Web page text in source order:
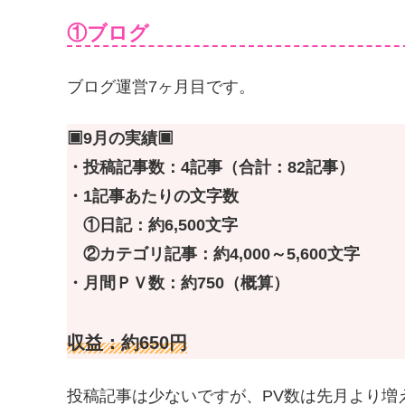
①ブログ
ブログ運営7ヶ月目です。
▣9月の実績▣
・投稿記事数：4記事（合計：82記事）
・1記事あたりの文字数
①日記：約6,500文字
②カテゴリ記事：約4,000～5,600文字
・月間ＰＶ数：約750（概算）
収益：約650円
投稿記事は少ないですが、PV数は先月より増